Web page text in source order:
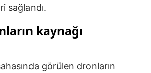
Muş
Nevşehir
Ordu
sağlandı.
kaynağı
görülen dronların